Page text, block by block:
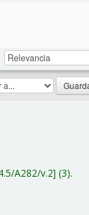
A282/v.2 (3).